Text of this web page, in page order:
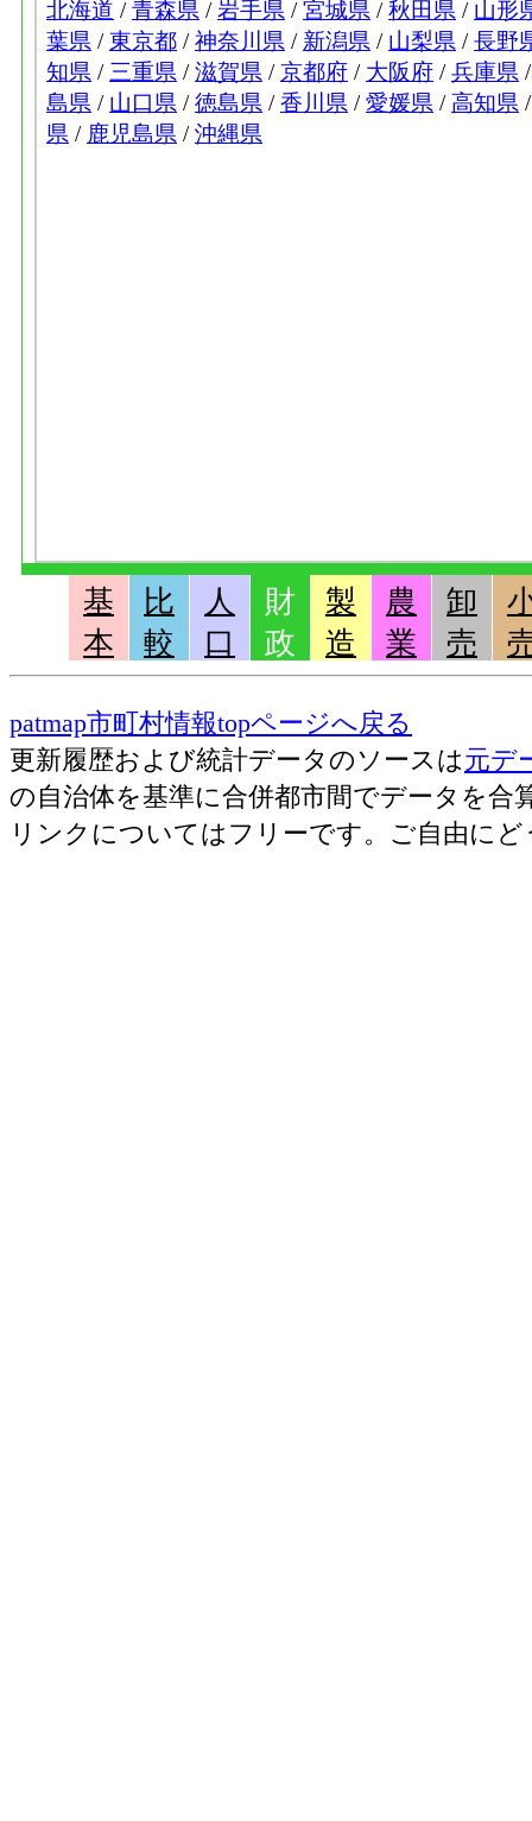
基
本
比
較
人
口
財
政
製
造
農
業
卸
売
patmap市町村情報topページへ戻る
更新履歴および統計データのソースは元デ
の自治体を基準に合併都市間でデータを合
リンクについてはフリーです。ご自由にど